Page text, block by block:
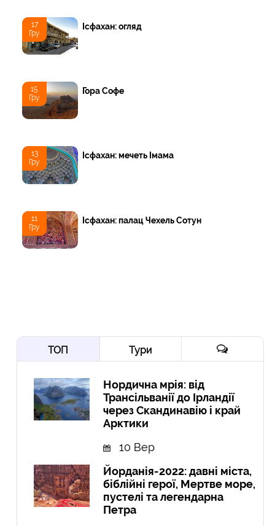
17
Гру
Ісфахан: огляд
15
Гру
Гора Софе
13
Гру
Ісфахан: мечеть Імама
11
Гру
Ісфахан: палац Чехель Cотун
ТОП Тури
Нордична мрія: від
Трансільванії до Ірландії
через Скандинавію і край
Арктики
10 Вер
Йорданія-2022: давні міста,
біблійні герої, Мертве море,
пустелі та легендарна
Петра